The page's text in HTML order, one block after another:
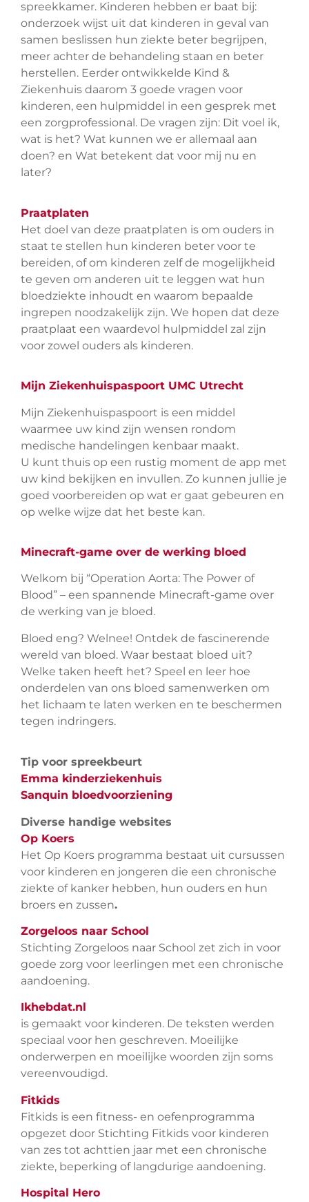
spreekkamer. Kinderen hebben er baat bij:
onderzoek wijst uit dat kinderen in geval van
samen beslissen hun ziekte beter begrijpen,
meer achter de behandeling staan en beter
herstellen. Eerder ontwikkelde Kind &
Ziekenhuis daarom 3 goede vragen voor
kinderen, een hulpmiddel in een gesprek met
een zorgprofessional. De vragen zijn: Dit voel ik,
wat is het? Wat kunnen we er allemaal aan
doen? en Wat betekent dat voor mij nu en
later?
Praatplaten
Het doel van deze praatplaten is om ouders in
staat te stellen hun kinderen beter voor te
bereiden, of om kinderen zelf de mogelijkheid
te geven om anderen uit te leggen wat hun
bloedziekte inhoudt en waarom bepaalde
ingrepen noodzakelijk zijn. We hopen dat deze
praatplaat een waardevol hulpmiddel zal zijn
voor zowel ouders als kinderen.
Mijn Ziekenhuispaspoort UMC Utrecht
Mijn Ziekenhuispaspoort is een middel
waarmee uw kind zijn wensen rondom
medische handelingen kenbaar maakt.
U kunt thuis op een rustig moment de app met
uw kind bekijken en invullen. Zo kunnen jullie je
goed voorbereiden op wat er gaat gebeuren en
op welke wijze dat het beste kan.
Minecraft-game over de werking bloed
Welkom bij “Operation Aorta: The Power of
Blood” – een spannende Minecraft-game over
de werking van je bloed.
Bloed eng? Welnee! Ontdek de fascinerende
wereld van bloed. Waar bestaat bloed uit?
Welke taken heeft het? Speel en leer hoe
onderdelen van ons bloed samenwerken om
het lichaam te laten werken en te beschermen
tegen indringers.
Tip voor spreekbeurt
Emma kinderziekenhuis
Sanquin bloedvoorziening
Diverse handige websites
Op Koers
Het Op Koers programma bestaat uit cursussen
voor kinderen en jongeren die een chronische
ziekte of kanker hebben, hun ouders en hun
broers en zussen.
Zorgeloos naar School
Stichting Zorgeloos naar School zet zich in voor
goede zorg voor leerlingen met een chronische
aandoening.
Ikhebdat.nl
is gemaakt voor kinderen. De teksten werden
speciaal voor hen geschreven. Moeilijke
onderwerpen en moeilijke woorden zijn soms
vereenvoudigd.
Fitkids
Fitkids is een fitness- en oefenprogramma
opgezet door Stichting Fitkids voor kinderen
van zes tot achttien jaar met een chronische
ziekte, beperking of langdurige aandoening.
Hospital Hero